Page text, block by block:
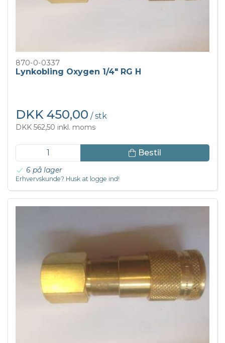
870-0-0337
Lynkobling Oxygen 1/4" RG H
DKK 450,00 / stk
DKK 562,50 inkl. moms
Bestil
6 på lager
Erhvervskunde? Husk at logge ind!